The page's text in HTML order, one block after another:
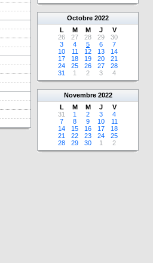
Octobre 2022
L
M M J
V
26
27 28 29
30
3
4 5 6
7
10
11 12 13
14
17
18 19 20
21
24
25 26 27
28
31
1 2 3 4
Novembre 2022
L
M M J
V
31
1 2 3
4
7
8 9 10
11
14
15 16 17
18
21
22 23 24
25
28
29 30 1 2